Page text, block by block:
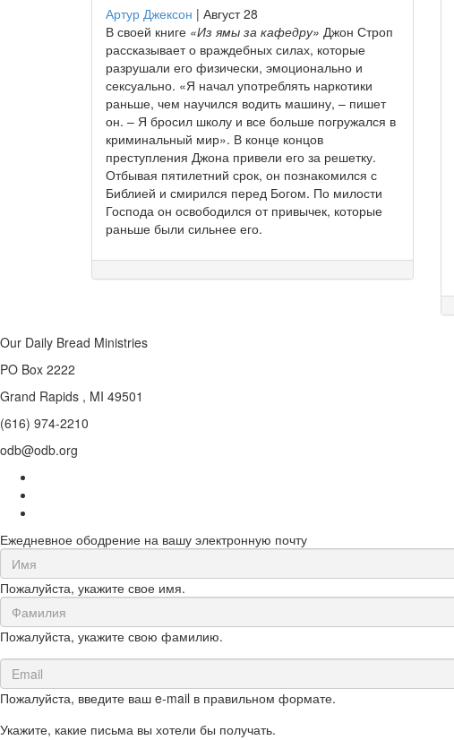
Артур Джексон | Август 28
В своей книге «Из ямы за кафедру» Джон Строп
рассказывает о враждебных силах, которые
разрушали его физически, эмоционально и
сексуально. «Я начал употреблять наркотики
раньше, чем научился водить машину, – пишет
он. – Я бросил школу и все больше погружался в
криминальный мир». В конце концов
преступления Джона привели его за решетку.
Отбывая пятилетний срок, он познакомился с
Библией и смирился перед Богом. По милости
Господа он освободился от привычек, которые
раньше были сильнее его.
Our Daily Bread Ministries
PO Box 2222
Grand Rapids , MI 49501
(616) 974-2210
odb@odb.org
Ежедневное ободрение на вашу электронную почту
First
Name
(required)
Пожалуйста, укажите свое имя.
Last
Name
(required)
Пожалуйста, укажите свою фамилию.
Email
(required)
Пожалуйста, введите ваш e-mail в правильном формате.
Укажите, какие письма вы хотели бы получать.